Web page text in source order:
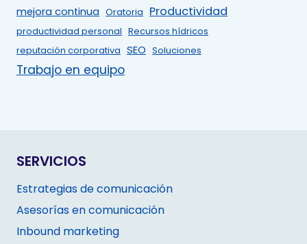
mejora continua Oratoria Productividad
productividad personal Recursos hídricos
reputación corporativa SEO Soluciones
Trabajo en equipo
SERVICIOS
Estrategias de comunicación
Asesorías en comunicación
Inbound marketing